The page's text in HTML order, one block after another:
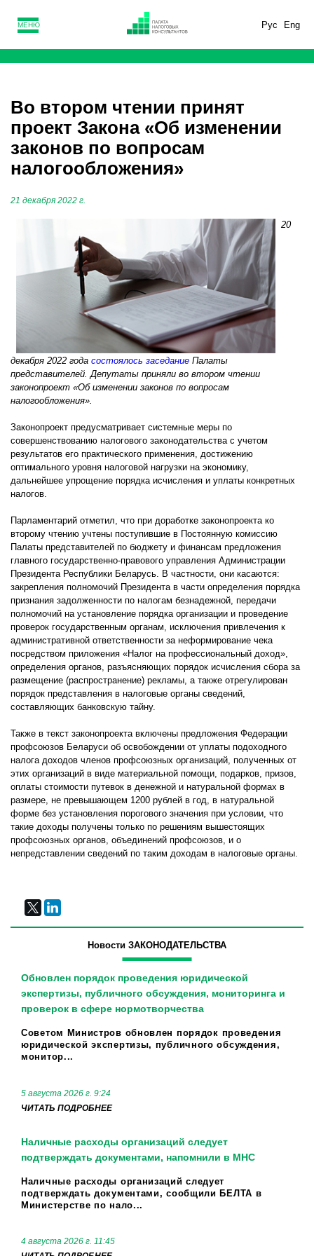
Рус Eng
МЕНЮ
Во втором чтении принят
проект Закона «Об изменении
законов по вопросам
налогообложения»
21 декабря 2022 г.
20
декабря 2022 года состоялось заседание Палаты
представителей. Депутаты приняли во втором чтении
законопроект «Об изменении законов по вопросам
налогообложения».
Законопроект предусматривает системные меры по
совершенствованию налогового законодательства с учетом
результатов его практического применения, достижению
оптимального уровня налоговой нагрузки на экономику,
дальнейшее упрощение порядка исчисления и уплаты конкретных
налогов.
Парламентарий отметил, что при доработке законопроекта ко
второму чтению учтены поступившие в Постоянную комиссию
Палаты представителей по бюджету и финансам предложения
главного государственно-правового управления Администрации
Президента Республики Беларусь. В частности, они касаются:
закрепления полномочий Президента в части определения порядка
признания задолженности по налогам безнадежной, передачи
полномочий на установление порядка организации и проведение
проверок государственным органам, исключения привлечения к
административной ответственности за неформирование чека
посредством приложения «Налог на профессиональный доход»,
определения органов, разъясняющих порядок исчисления сбора за
размещение (распространение) рекламы, а также отрегулирован
порядок представления в налоговые органы сведений,
составляющих банковскую тайну.
Также в текст законопроекта включены предложения Федерации
профсоюзов Беларуси об освобождении от уплаты подоходного
налога доходов членов профсоюзных организаций, полученных от
этих организаций в виде материальной помощи, подарков, призов,
оплаты стоимости путевок в денежной и натуральной формах в
размере, не превышающем 1200 рублей в год, в натуральной
форме без установления порогового значения при условии, что
такие доходы получены только по решениям вышестоящих
профсоюзных органов, объединений профсоюзов, и о
непредставлении сведений по таким доходам в налоговые органы.
Новости ЗАКОНОДАТЕЛЬСТВА
Обновлен порядок проведения юридической
экспертизы, публичного обсуждения, мониторинга и
проверок в сфере нормотворчества
Советом Министров обновлен порядок проведения
юридической экспертизы, публичного обсуждения,
монитор...
5 августа 2026 г. 9:24
ЧИТАТЬ ПОДРОБНЕЕ
Наличные расходы организаций следует
подтверждать документами, напомнили в МНС
Наличные расходы организаций следует
подтверждать документами, сообщили БЕЛТА в
Министерстве по нало...
4 августа 2026 г. 11:45